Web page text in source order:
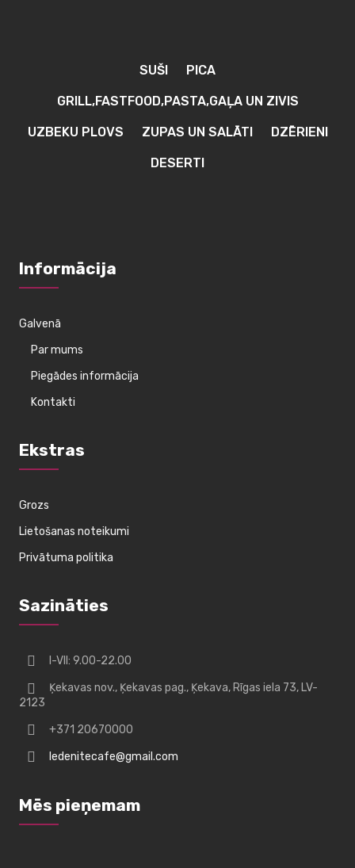
SUŠI PICA
GRILL,FASTFOOD,PASTA,GAĻA UN ZIVIS
UZBEKU PLOVS ZUPAS UN SALĀTI DZĒRIENI
DESERTI
Informācija
Galvenā
Par mums
Piegādes informācija
Kontakti
Ekstras
Grozs
Lietošanas noteikumi
Privātuma politika
Sazināties
I-VII: 9.00-22.00
Ķekavas nov., Ķekavas pag., Ķekava, Rīgas iela 73, LV-
2123
+371 20670000
ledenitecafe@gmail.com
Mēs pieņemam